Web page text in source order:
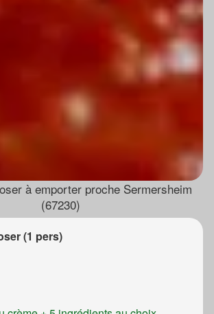
à emporter proche Sermersheim
(67230)
(1 pers)